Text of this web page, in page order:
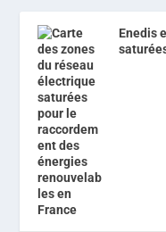
Enedis